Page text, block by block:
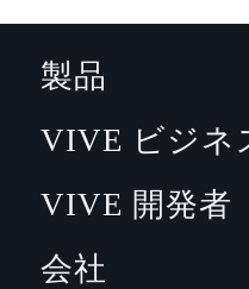
製品
VIVE ビジネ
VIVE 開発者
会社